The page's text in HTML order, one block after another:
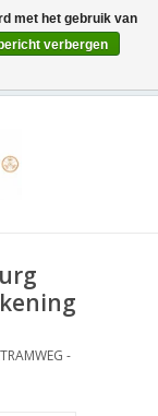
-
met het gebruik van
verbergen